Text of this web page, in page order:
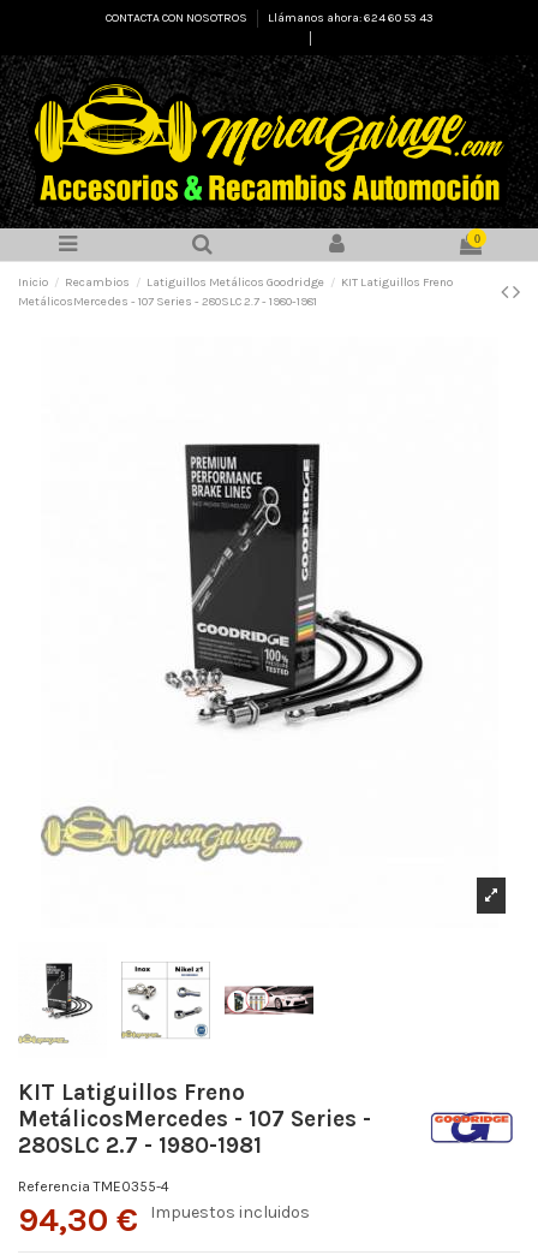
CONTACTA CON NOSOTROS
Llámanos ahora: 624 60 53 43
0
Inicio Recambios Latiguillos Metálicos Goodridge
KIT Latiguillos Freno
MetálicosMercedes - 107 Series - 280SLC 2.7 - 1980-1981
KIT Latiguillos Freno
MetálicosMercedes - 107 Series -
280SLC 2.7 - 1980-1981
Referencia TME0355-4
94,30 € Impuestos incluidos